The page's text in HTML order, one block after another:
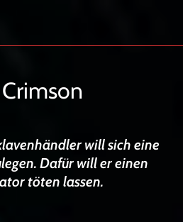
will sich eine
Dafür will er einen
töten lassen.